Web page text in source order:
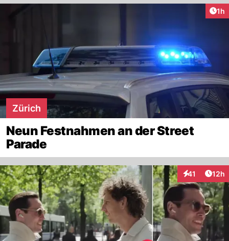
1h
Zürich
Neun Festnahmen an der Street
Parade
41
Interaktionen
12h